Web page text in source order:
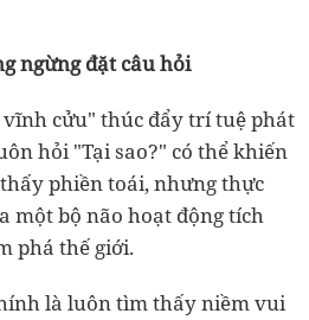
ngừng đặt câu hỏi
vĩnh cửu" thúc đẩy trí tuệ phát
hỏi "Tại sao?" có thể khiến
phiền toái, nhưng thực
một bộ não hoạt động tích
phá thế giới.
là luôn tìm thấy niềm vui